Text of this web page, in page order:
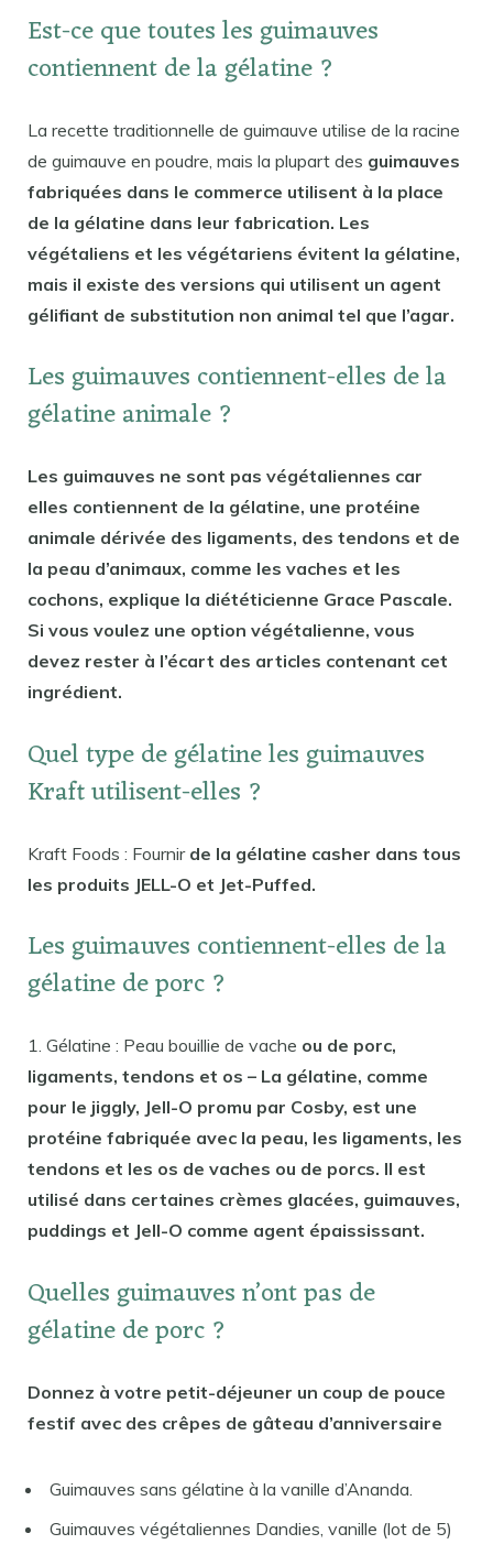
Est-ce que toutes les guimauves
contiennent de la gélatine ?
La recette traditionnelle de guimauve utilise de la racine
de guimauve en poudre, mais la plupart des guimauves
fabriquées dans le commerce utilisent à la place
de la gélatine dans leur fabrication. Les
végétaliens et les végétariens évitent la gélatine,
mais il existe des versions qui utilisent un agent
gélifiant de substitution non animal tel que l’agar.
Les guimauves contiennent-elles de la
gélatine animale ?
Les guimauves ne sont pas végétaliennes car
elles contiennent de la gélatine, une protéine
animale dérivée des ligaments, des tendons et de
la peau d’animaux, comme les vaches et les
cochons, explique la diététicienne Grace Pascale.
Si vous voulez une option végétalienne, vous
devez rester à l’écart des articles contenant cet
ingrédient.
Quel type de gélatine les guimauves
Kraft utilisent-elles ?
Kraft Foods : Fournir de la gélatine casher dans tous
les produits JELL-O et Jet-Puffed.
Les guimauves contiennent-elles de la
gélatine de porc ?
1. Gélatine : Peau bouillie de vache ou de porc,
ligaments, tendons et os – La gélatine, comme
pour le jiggly, Jell-O promu par Cosby, est une
protéine fabriquée avec la peau, les ligaments, les
tendons et les os de vaches ou de porcs. Il est
utilisé dans certaines crèmes glacées, guimauves,
puddings et Jell-O comme agent épaississant.
Quelles guimauves n’ont pas de
gélatine de porc ?
Donnez à votre petit-déjeuner un coup de pouce
festif avec des crêpes de gâteau d’anniversaire
Guimauves sans gélatine à la vanille d’Ananda.
Guimauves végétaliennes Dandies, vanille (lot de 5)